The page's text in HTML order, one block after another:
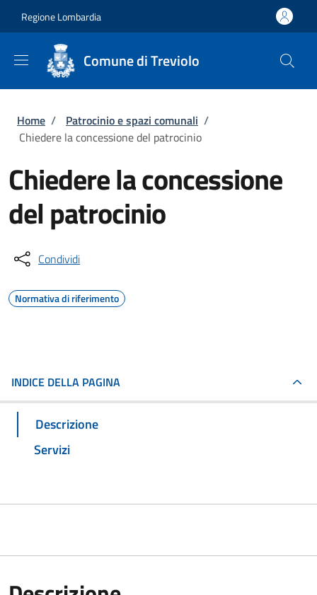
Regione Lombardia
Comune di Treviolo
Briciole di pane
Home / Patrocinio e spazi comunali /
Chiedere la concessione del patrocinio
Chiedere la concessione
del patrocinio
Condividi
Normativa di riferimento
INDICE DELLA PAGINA
Descrizione
Servizi